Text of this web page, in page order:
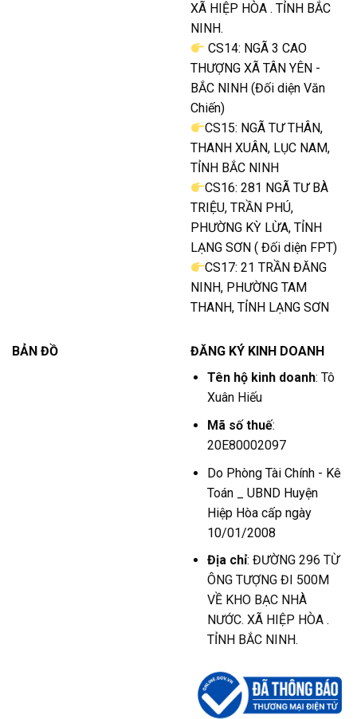
XÃ HIỆP HÒA . TỈNH BẮC
NINH.
CS14: NGÃ 3 CAO
THƯỢNG XÃ TÂN YÊN -
BẮC NINH (Đối diện Văn
Chiến)
CS15: NGÃ TƯ THÂN,
THANH XUÂN, LỤC NAM,
TỈNH BẮC NINH
CS16: 281 NGÃ TƯ BÀ
TRIỆU, TRẦN PHÚ,
PHƯỜNG KỲ LỪA, TỈNH
LẠNG SƠN ( Đối diện FPT)
CS17: 21 TRẦN ĐĂNG
NINH, PHƯỜNG TAM
THANH, TỈNH LẠNG SƠN
BẢN ĐỒ
ĐĂNG KÝ KINH DOANH
Tên hộ kinh doanh: Tô
Xuân Hiếu
Mã số thuế:
20E80002097
Do Phòng Tài Chính - Kê
Toán _ UBND Huyện
Hiệp Hòa cấp ngày
10/01/2008
Địa chỉ: ĐƯỜNG 296 TỪ
ÔNG TƯỢNG ĐI 500M
VỀ KHO BẠC NHÀ
NƯỚC. XÃ HIỆP HÒA .
TỈNH BẮC NINH.